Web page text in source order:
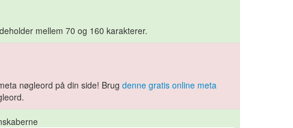
mellem 70 og 160 karakterer.
nøgleord på din side! Brug denne gratis online meta